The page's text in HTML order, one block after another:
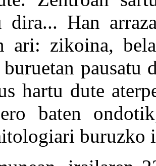
dira... Han
ari: zikoina,
buruetan
hartu dute
baten
buruzko